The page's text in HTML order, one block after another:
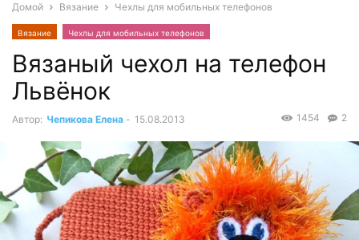
Домой Вязание Чехлы для мобильных телефонов
Вязание Чехлы для мобильных телефонов
Вязаный чехол на телефон
Львёнок
Автор: Чепикова Елена - 15.08.2013 2
1454